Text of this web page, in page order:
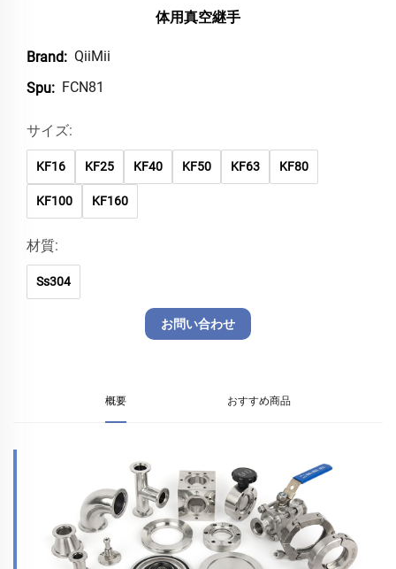
体用真空継手
Brand: QiiMii
Spu: FCN81
サイズ:
KF16 KF25 KF40 KF50 KF63 KF80
KF100 KF160
材質:
Ss304
お問い合わせ
概要 おすすめ商品